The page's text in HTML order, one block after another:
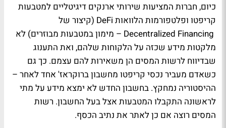
כיום, חברות המציעות שירותי ארנקים דיגיטליים למטבעות
קריפטו ופלטפורמות הלוואות DeFi (קיצור של
Decentralized Financing – מימון במטבעות מבוזרים) לא
מלקטות מידע שכזה על הלקוחות שלהם, ואת התענוג
שבדיווח לרשות המסים הן משאירות להם עצמם. כך גם
כשאדם מעביר נכסי קריפטו מחשבון ברוקראז' אחד לאחר –
ההיסטוריה נמחקץ. בחשבון החדש לא ימצא מידע על מתי
לראשונה התקבלו המטבעות אצל בעל החשבון. רשות
המסים רוצה אם כן לאתר את נתיב הכסף.